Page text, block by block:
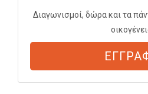
Διαγωνισμοί, δώρα και τα